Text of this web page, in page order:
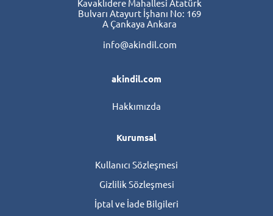
Kavaklıdere Mahallesi Atatürk
Bulvarı Atayurt İşhanı No: 169
A Çankaya Ankara
info@akindil.com
akindil.com
Hakkımızda
Kurumsal
Kullanıcı Sözleşmesi
Gizlilik Sözleşmesi
İptal ve İade Bilgileri